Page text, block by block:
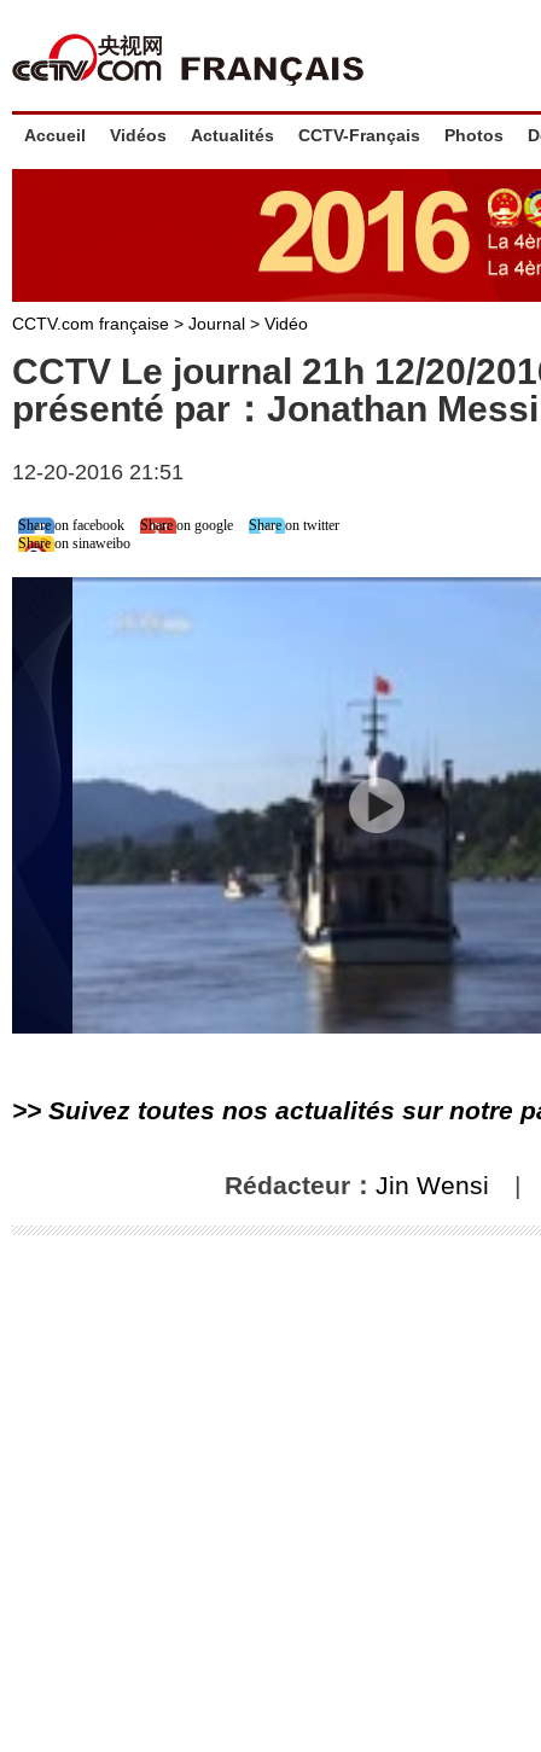
Accueil Vidéos Actualités CCTV-Français Photos
CCTV.com française > Journal > Vidéo
CCTV Le journal 21h 12/20/
présenté par：Jonathan
12-20-2016 21:51
Share on facebook Share on google
Share on twitter
Share on sinaweibo
>> Suivez toutes nos actualités sur notre
Rédacteur： Jin Wensi